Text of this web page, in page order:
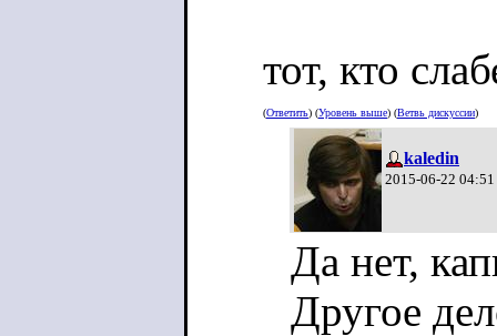
тот, кто
(Ответить) (Уровень выше) (Ветвь дискуссии)
kaledin
2015-06-22 04:51
Да нет,
Другое